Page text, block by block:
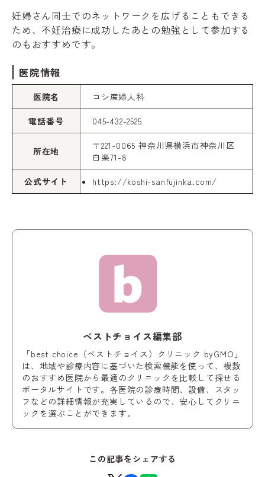
妊婦さん同士でのネットワークを広げることもできる
ため、不妊治療に成功したあとの勉強として参加する
のもおすすめです。
医院情報
医院名 コシ産婦人科
電話番号 045-432-2525
所在地
〒221-0065 神奈川県横浜市神奈川区
白楽71-8
公式サイト https://koshi-sanfujinka.com/
ベストチョイス編集部
「best choice（ベストチョイス）クリニック byGMO」
は、地域や診療内容に基づいた検索機能を使って、複数
のおすすめ医院から最適のクリニックを比較して探せる
ポータルサイトです。各医院の診療時間、設備、スタッ
フなどの詳細情報が充実しているので、安心してクリニ
ックを選ぶことができます。
この記事をシェアする